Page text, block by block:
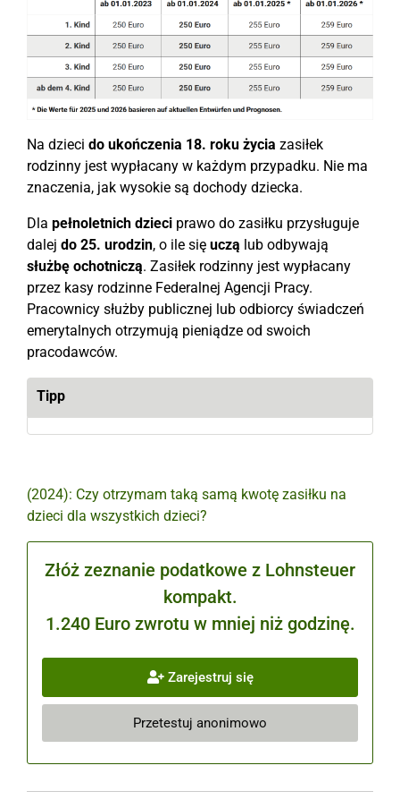
Na dzieci do ukończenia 18. roku życia zasiłek
rodzinny jest wypłacany w każdym przypadku. Nie ma
znaczenia, jak wysokie są dochody dziecka.
Dla pełnoletnich dzieci prawo do zasiłku przysługuje
dalej do 25. urodzin, o ile się uczą lub odbywają
służbę ochotniczą. Zasiłek rodzinny jest wypłacany
przez kasy rodzinne Federalnej Agencji Pracy.
Pracownicy służby publicznej lub odbiorcy świadczeń
emerytalnych otrzymują pieniądze od swoich
pracodawców.
Tipp
(2024): Czy otrzymam taką samą kwotę zasiłku na
dzieci dla wszystkich dzieci?
Złóż zeznanie podatkowe z Lohnsteuer
kompakt.
1.240 Euro zwrotu w mniej niż godzinę.
Zarejestruj się
Przetestuj anonimowo